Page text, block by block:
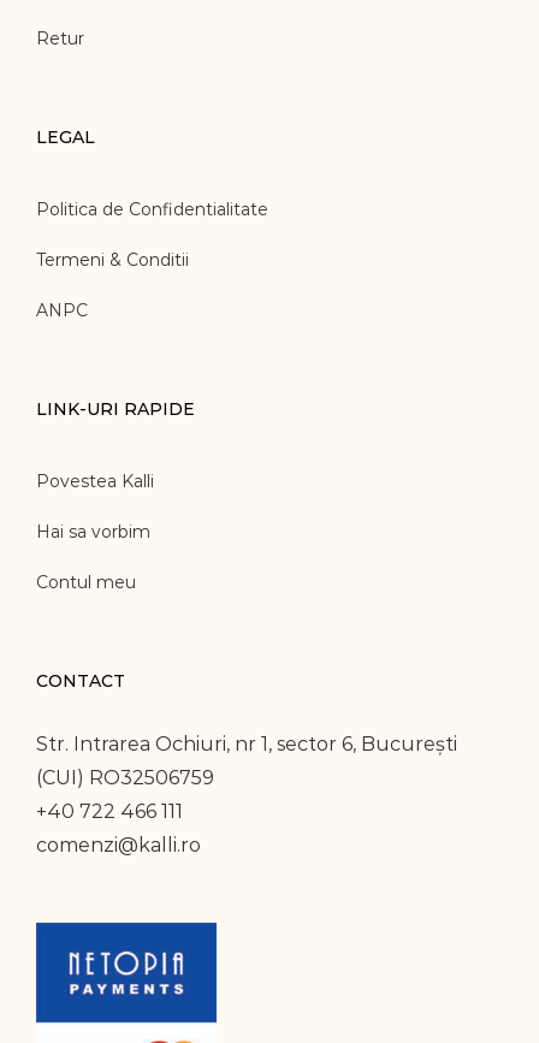
Retur
LEGAL
Politica de Confidentialitate
Termeni & Conditii
ANPC
LINK-URI RAPIDE
Povestea Kalli
Hai sa vorbim
Contul meu
CONTACT
Str. Intrarea Ochiuri, nr 1, sector 6, București
(CUI) RO32506759
+40 722 466 111
comenzi@kalli.ro